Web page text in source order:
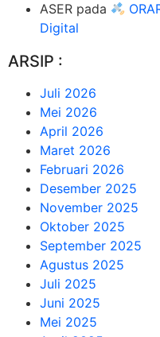
ASER pada
Digital
ARSIP :
Juli 2026
Mei 2026
April 2026
Maret 2026
Februari 2026
Desember 2025
November 2025
Oktober 2025
September 2025
Agustus 2025
Juli 2025
Juni 2025
Mei 2025